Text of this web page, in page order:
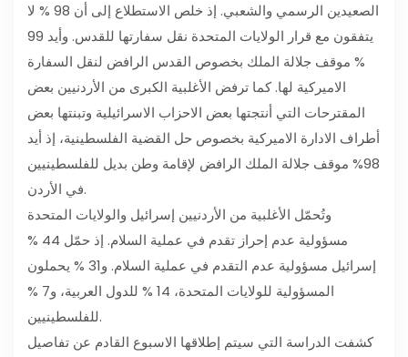
الصعيدين الرسمي والشعبي. إذ خلص الاستطلاع إلى أن 98 % لا
يتفقون مع قرار الولايات المتحدة نقل سفارتها للقدس. وأيد 99
% موقف جلالة الملك بخصوص القدس الرافض لنقل السفارة
الاميركية لها. كما ترفض الأغلبية الكبرى من الأردنيين بعض
المقترحات التي أنتجتها بعض الاحزاب الاسرائيلية وتبنتها بعض
أطراف الادارة الاميركية بخصوص حل القضية الفلسطينية، إذ أيد
98% موقف جلالة الملك الرافض لإقامة وطن بديل للفلسطينيين
في الأردن.
وتُحمّل الأغلبية من الأردنيين إسرائيل والولايات المتحدة
مسؤولية عدم إحراز تقدم في عملية السلام. إذ حمّل 44 %
إسرائيل مسؤولية عدم التقدم في عملية السلام. و31 % يحملون
المسؤولية للولايات المتحدة، 14 % للدول العربية، و7 %
للفلسطينيين.
كشفت الدراسة التي سيتم إطلاقها الاسبوع القادم عن تفاصيل